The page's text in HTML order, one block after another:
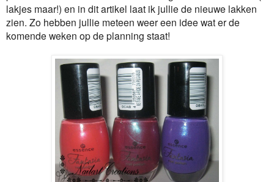
lakjes maar!) en in dit artikel laat ik jullie de nieuwe lakken
zien. Zo hebben jullie meteen weer een idee wat er de
komende weken op de planning staat!